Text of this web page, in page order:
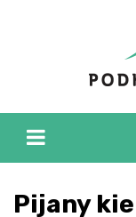
Pijany